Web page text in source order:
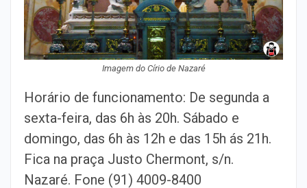
Imagem do Círio de Nazaré
Horário de funcionamento: De segunda a
sexta-feira, das 6h às 20h. Sábado e
domingo, das 6h às 12h e das 15h ás 21h.
Fica na praça Justo Chermont, s/n.
Nazaré. Fone (91) 4009-8400